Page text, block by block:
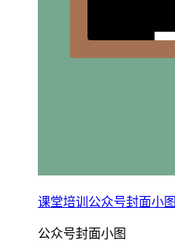
课堂培训公众号封面小图
公众号封面小图